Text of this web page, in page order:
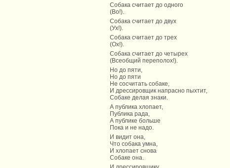
Собака считает до одного
(Во!).
Собака считает до двух
(Ух!).
Собака считает до трех
(Ох!).
Собака считает до четырех
(Всеобщий переполох!).
Но до пяти,
Но до пяти
Не сосчитать собаке,
И дрессировщик напрасно пыхтит,
Собаке делая знаки.
А публика хлопает,
Публика рада,
А публике больше
Пока и не надо.
И видит она,
Что собака умна,
И хлопает снова
Собаке она.